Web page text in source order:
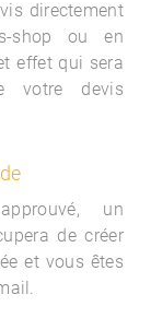
directement
shop ou en
effet qui sera
votre devis
un
de créer
et vous êtes